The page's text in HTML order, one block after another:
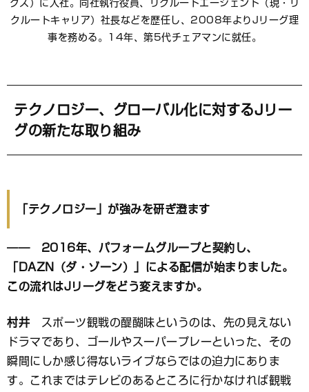
グス）に入社。同社執行役員、リクルートエージェント（現・リ
クルートキャリア）社長などを歴任し、2008年よりJリーグ理
事を務める。14年、第5代チェアマンに就任。
テクノロジー、グローバル化に対するJリー
グの新たな取り組み
「テクノロジー」が強みを研ぎ澄ます
―― 2016年、パフォームグループと契約し、
「DAZN（ダ・ゾーン）」による配信が始まりました。
この流れはJリーグをどう変えますか。
村井スポーツ観戦の醍醐味というのは、先の見えない
ドラマであり、ゴールやスーパープレーといった、その
瞬間にしか感じ得ないライブならではの迫力にありま
す。これまではテレビのあるところに行かなければ観戦